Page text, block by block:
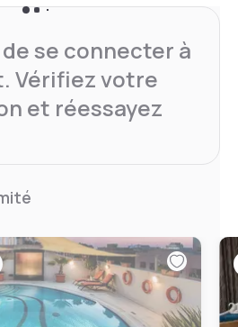
se connecter à
Vérifiez votre
et réessayez